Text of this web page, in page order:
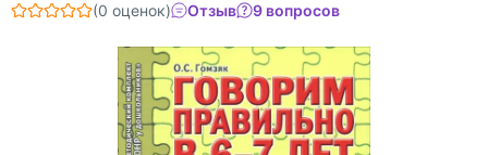
(0 оценок) Отзыв 9 вопросов